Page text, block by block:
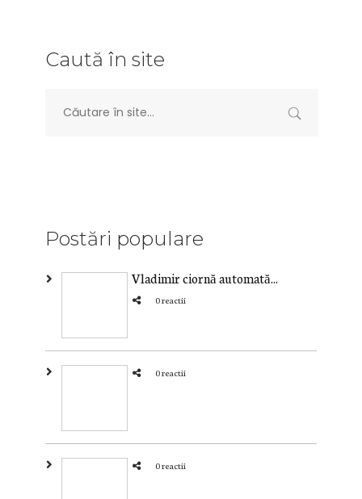
Caută în site
Postări populare
Vladimir ciornă automată...
0 reactii
0 reactii
0 reactii